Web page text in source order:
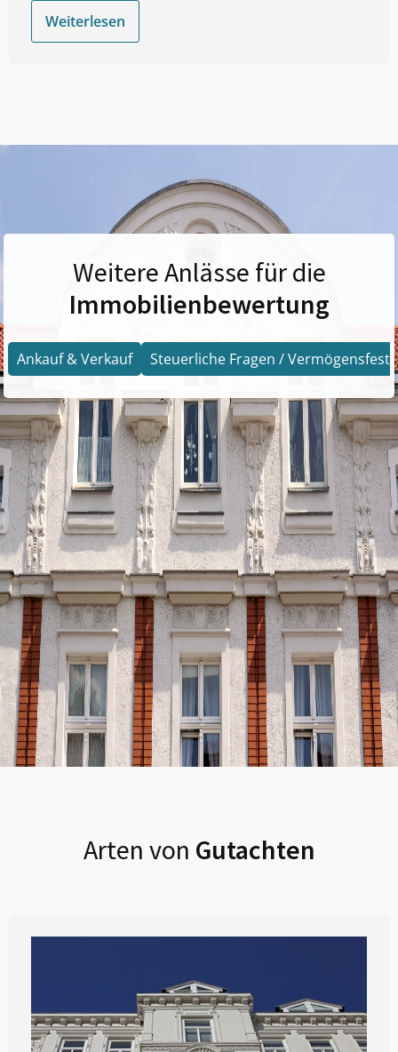
Weiterlesen
Weitere Anlässe für die
Immobilienbewertung
Ankauf & Verkauf Steuerliche Fragen /
Arten von Gutachten